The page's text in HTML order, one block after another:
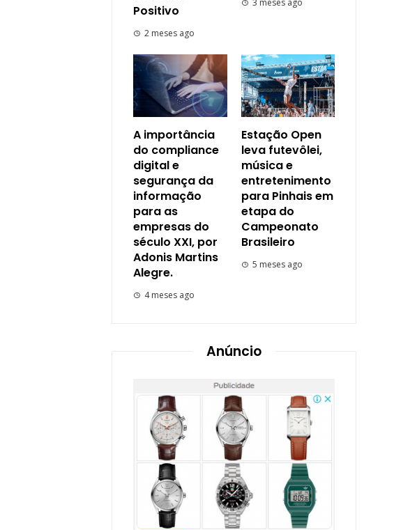
Positivo
2 meses ago
3 meses ago
A importância
do compliance
digital e
segurança da
informação
para as
empresas do
século XXI, por
Adonis Martins
Alegre.
4 meses ago
Estação Open
leva futevôlei,
música e
entretenimento
para Pinhais em
etapa do
Campeonato
Brasileiro
5 meses ago
Anúncio